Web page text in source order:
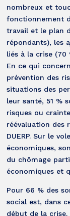
nombreux et
fonctionnement
travail et le plan
répondants), les
liés à la crise (70
En ce qui
prévention des
situations des
leur santé, 51 %
risques ou
réévaluation des
DUERP. Sur le
économiques,
du chômage
économiques et
Pour 66 % des
social est, dans
début de la